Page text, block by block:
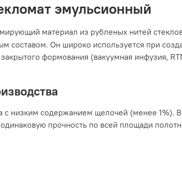
эмульсионный
материал из рубленых нитей
составом. Он широко используется при
формования (вакуумная инфузия,
с низким содержанием щелочей (менее 1%).
прочность по всей площади